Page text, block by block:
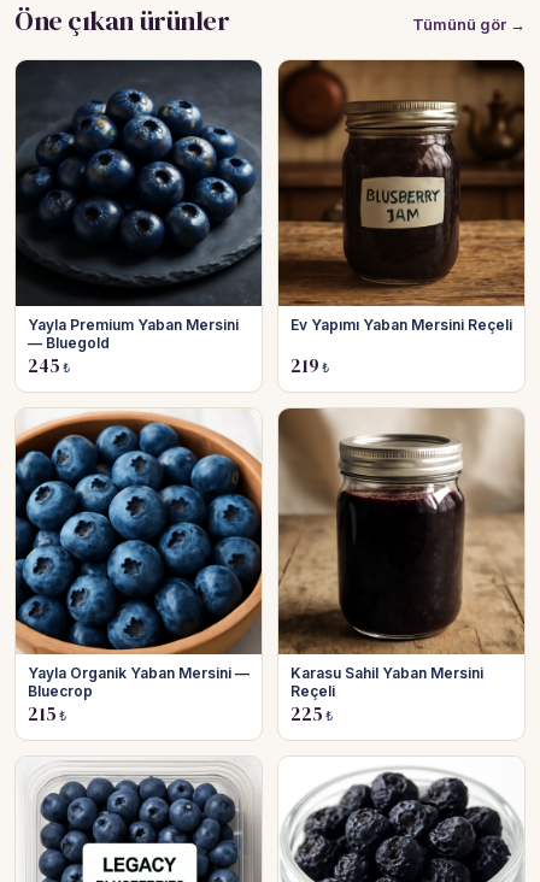
Öne çıkan ürünler Tümünü gör →
Yayla Premium Yaban Mersini
— Bluegold
245 ₺
Ev Yapımı Yaban Mersini Reçeli
219 ₺
Yayla Organik Yaban Mersini —
Bluecrop
215 ₺
Karasu Sahil Yaban Mersini
Reçeli
225 ₺